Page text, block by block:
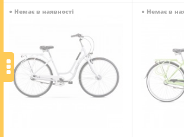
● Немає в наявності ● Немає в